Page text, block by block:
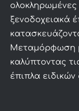
ολοκληρωμένες
ξενοδοχειακά
Μεταμόρφωση
καλύπτοντας
έπιπλα